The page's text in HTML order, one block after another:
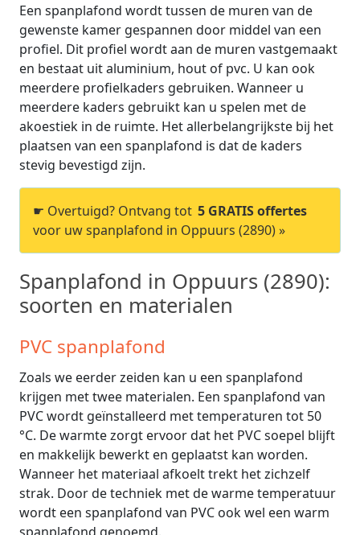
Een spanplafond wordt tussen de muren van de
gewenste kamer gespannen door middel van een
profiel. Dit profiel wordt aan de muren vastgemaakt
en bestaat uit aluminium, hout of pvc. U kan ook
meerdere profielkaders gebruiken. Wanneer u
meerdere kaders gebruikt kan u spelen met de
akoestiek in de ruimte. Het allerbelangrijkste bij het
plaatsen van een spanplafond is dat de kaders
stevig bevestigd zijn.
☛ Overtuigd? Ontvang tot 5 GRATIS offertes
voor uw spanplafond in Oppuurs (2890) »
Spanplafond in Oppuurs (2890):
soorten en materialen
PVC spanplafond
Zoals we eerder zeiden kan u een spanplafond
krijgen met twee materialen. Een spanplafond van
PVC wordt geïnstalleerd met temperaturen tot 50
°C. De warmte zorgt ervoor dat het PVC soepel blijft
en makkelijk bewerkt en geplaatst kan worden.
Wanneer het materiaal afkoelt trekt het zichzelf
strak. Door de techniek met de warme temperatuur
wordt een spanplafond van PVC ook wel een warm